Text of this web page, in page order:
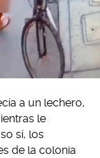
a un lechero,
le
sí, los
de la colonia